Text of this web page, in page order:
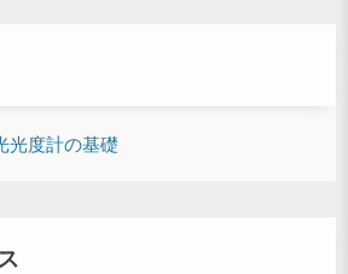
光度計の基礎